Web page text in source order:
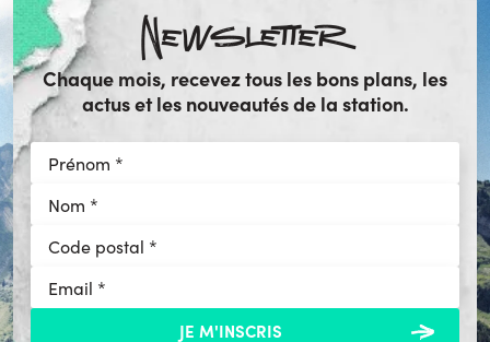
Newsletter
Chaque mois, recevez tous les bons plans, les
actus et les nouveautés de la station.